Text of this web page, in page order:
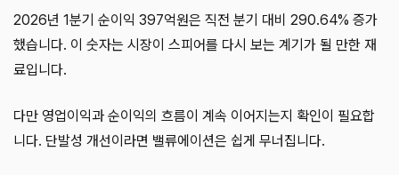
2026년 1분기 순이익 397억원은 직전 분기 대비 290.64% 증가
했습니다. 이 숫자는 시장이 스피어를 다시 보는 계기가 될 만한 재
료입니다.
다만 영업이익과 순이익의 흐름이 계속 이어지는지 확인이 필요합
니다. 단발성 개선이라면 밸류에이션은 쉽게 무너집니다.